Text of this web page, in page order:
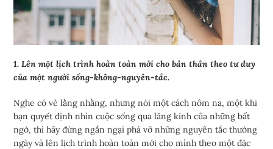
1. Lên một lịch trình hoàn toàn mới cho bản thân theo tư duy
của một người sống-không-nguyên-tắc.
Nghe có vẻ lằng nhằng, nhưng nói một cách nôm na, một khi
bạn quyết định nhìn cuộc sống qua lăng kính của những bất
ngờ, thì hãy đừng ngần ngại phá vỡ những nguyên tắc thường
ngày và lên lịch trình hoàn toàn mới cho mình theo một đặc